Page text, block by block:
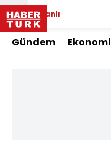
Canlı
Gündem Ekonomi